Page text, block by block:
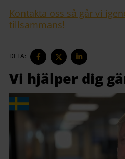
Kontakta oss så går vi
tillsammans!
DELA:
DELA
PÅ
FACEBOOK
DELA
PÅ
TWITTER
PÅ
Vi hjälper dig